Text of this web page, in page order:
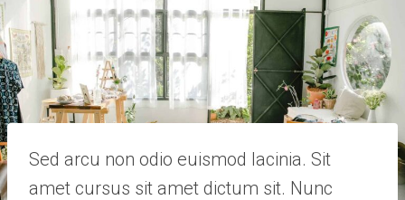
Sed arcu non odio euismod lacinia. Sit
amet cursus sit amet dictum sit. Nunc